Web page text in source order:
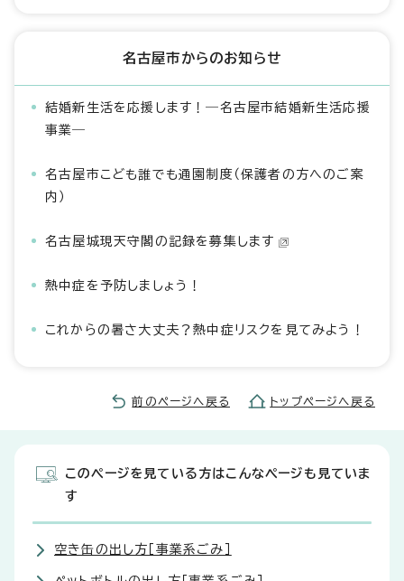
名古屋市からのお知らせ
結婚新生活を応援します！―名古屋市結婚新生活応援
事業―
名古屋市こども誰でも通園制度（保護者の方へのご案
内）
名古屋城現天守閣の記録を募集します
熱中症を予防しましょう！
これからの暑さ大丈夫？熱中症リスクを見てみよう！
前のページへ戻る トップページへ戻る
このページを見ている方はこんなページも見ていま
す
空き缶の出し方［事業系ごみ］